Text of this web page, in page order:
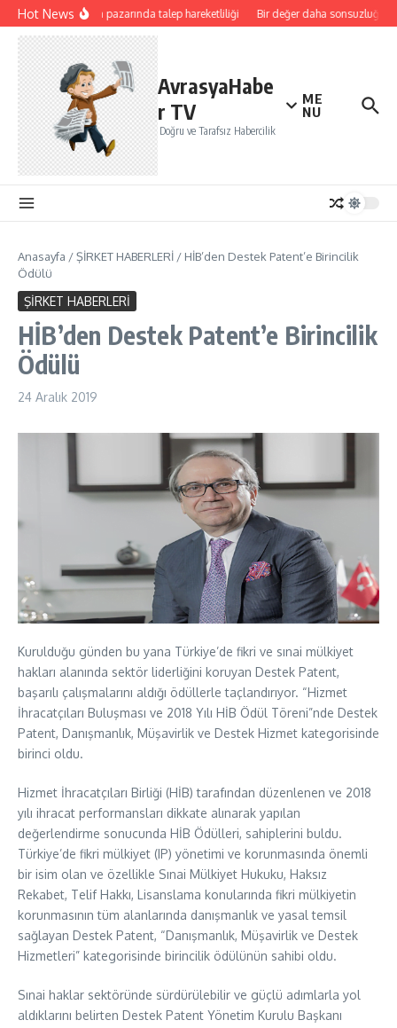
İçeriğe atla
Hot NewsAvrupa pazarında talep hareketliliği Bir değer daha sonsuzluğa
AvrasyaHabe
r TV
Doğru ve Tarafsız Habercilik
ME
NU
Anasayfa /ŞİRKET HABERLERİ / HİB’den Destek Patent’e Birincilik
Ödülü
ŞİRKET HABERLERİ
HİB’den Destek Patent’e Birincilik
Ödülü
24 Aralık 2019
Kurulduğu günden bu yana Türkiye’de fikri ve sınai mülkiyet
hakları alanında sektör liderliğini koruyan Destek Patent,
başarılı çalışmalarını aldığı ödüllerle taçlandırıyor. “Hizmet
İhracatçıları Buluşması ve 2018 Yılı HİB Ödül Töreni”nde Destek
Patent, Danışmanlık, Müşavirlik ve Destek Hizmet kategorisinde
birinci oldu.
Hizmet İhracatçıları Birliği (HİB) tarafından düzenlenen ve 2018
yılı ihracat performansları dikkate alınarak yapılan
değerlendirme sonucunda HİB Ödülleri, sahiplerini buldu.
Türkiye’de fikri mülkiyet (IP) yönetimi ve korunmasında önemli
bir isim olan ve özellikle Sınai Mülkiyet Hukuku, Haksız
Rekabet, Telif Hakkı, Lisanslama konularında fikri mülkiyetin
korunmasının tüm alanlarında danışmanlık ve yasal temsil
sağlayan Destek Patent, “Danışmanlık, Müşavirlik ve Destek
Hizmetleri” kategorisinde birincilik ödülünün sahibi oldu.
Sınai haklar sektöründe sürdürülebilir ve güçlü adımlarla yol
aldıklarını belirten Destek Patent Yönetim Kurulu Başkanı